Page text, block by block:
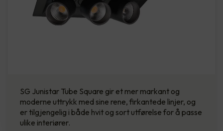
SG Junistar Tube Square gir et mer markant og
moderne uttrykk med sine rene, firkantede linjer, og
er tilgjengelig i både hvit og sort utførelse for å passe
ulike interiører.